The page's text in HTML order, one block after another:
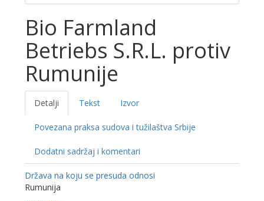
Bio Farmland
Betriebs S.R.L. protiv
Rumunije
Detalji Tekst Izvor
Povezana praksa sudova i tužilaštva Srbije
Dodatni sadržaj i komentari
Država na koju se presuda odnosi
Rumunija